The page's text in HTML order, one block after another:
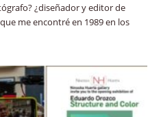
¿diseñador y editor de
me encontré en 1989 en los